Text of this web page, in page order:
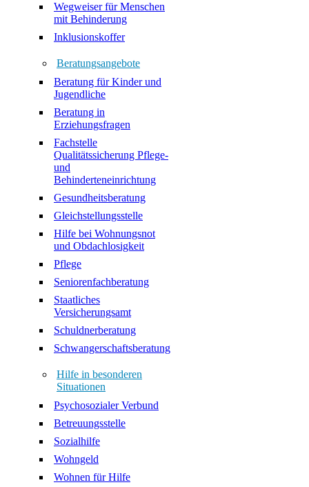
Wegweiser für Menschen
mit Behinderung
Inklusionskoffer
Beratungsangebote
Beratung für Kinder und
Jugendliche
Beratung in
Erziehungsfragen
Fachstelle
Qualitätssicherung Pflege-
und
Behinderteneinrichtung
Gesundheitsberatung
Gleichstellungsstelle
Hilfe bei Wohnungsnot
und Obdachlosigkeit
Pflege
Seniorenfachberatung
Staatliches
Versicherungsamt
Schuldnerberatung
Schwangerschaftsberatung
Hilfe in besonderen
Situationen
Psychosozialer Verbund
Betreuungsstelle
Sozialhilfe
Wohngeld
Wohnen für Hilfe